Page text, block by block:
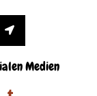
Medien